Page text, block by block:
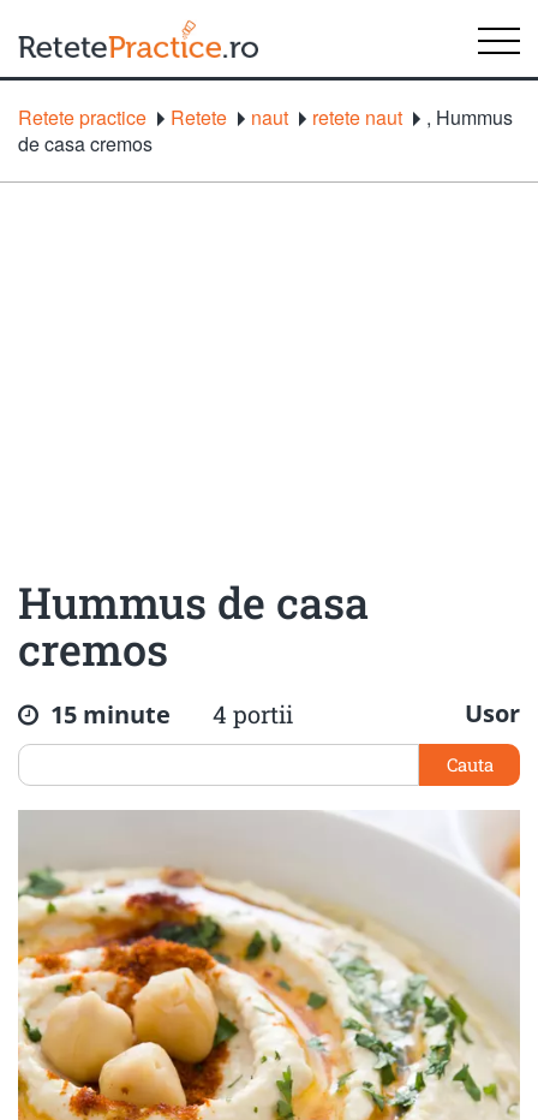
Retete practice Retete naut ,
retete naut
Hummus
de casa cremos
Hummus de casa
cremos
15 minute 4 portii Usor
Cauta